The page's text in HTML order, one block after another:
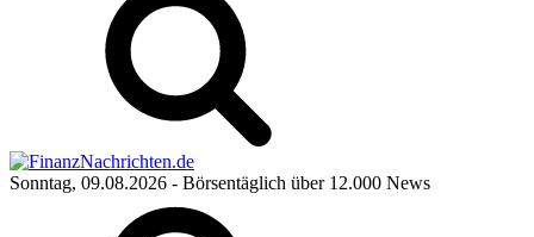
Sonntag, 09.08.2026 - Börsentäglich über 12.000 News